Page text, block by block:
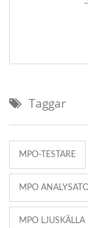
Taggar
MPO-TESTARE
MPO
MPO LJUSKÄLLA